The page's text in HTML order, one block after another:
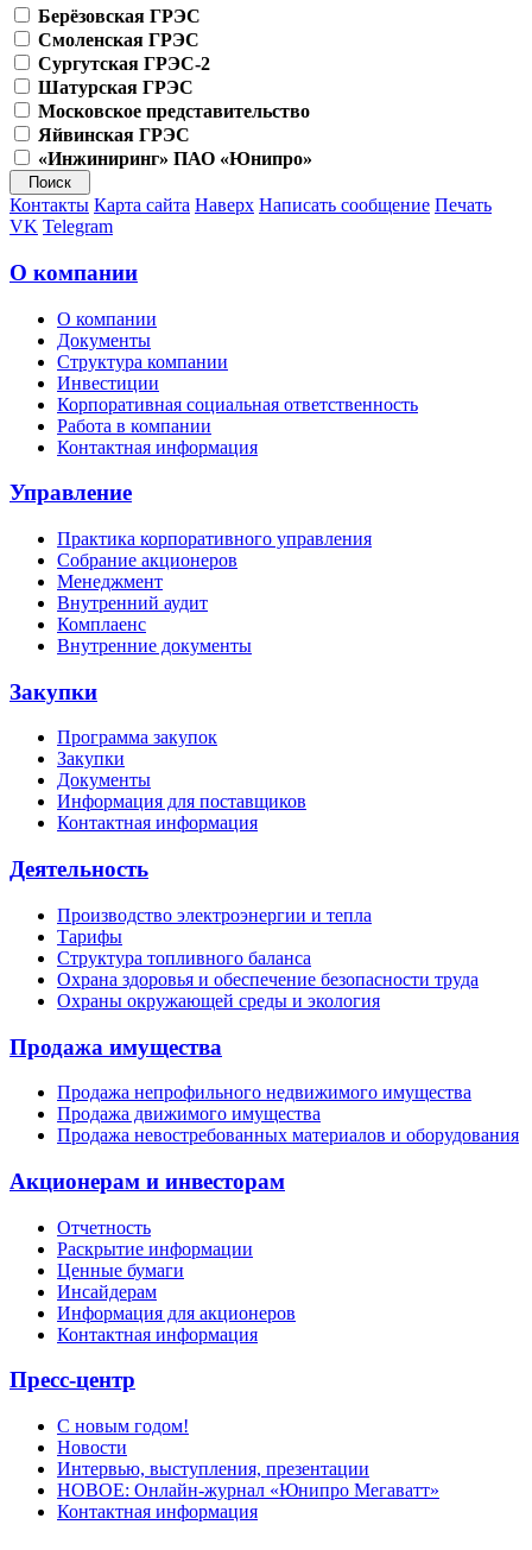
Берёзовская ГРЭС
Смоленская ГРЭС
Сургутская ГРЭС-2
Шатурская ГРЭС
Московское представительство
Яйвинская ГРЭС
«Инжиниринг» ПАО «Юнипро»
Контакты Карта сайта Наверх Написать сообщение Печать
VK Telegram
О компании
О компании
Документы
Структура компании
Инвестиции
Корпоративная социальная ответственность
Работа в компании
Контактная информация
Управление
Практика корпоративного управления
Собрание акционеров
Менеджмент
Внутренний аудит
Комплаенс
Внутренние документы
Закупки
Программа закупок
Закупки
Документы
Информация для поставщиков
Контактная информация
Деятельность
Производство электроэнергии и тепла
Тарифы
Структура топливного баланса
Охрана здоровья и обеспечение безопасности труда
Охраны окружающей среды и экология
Продажа имущества
Продажа непрофильного недвижимого имущества
Продажа движимого имущества
Продажа невостребованных материалов и оборудования
Акционерам и инвесторам
Отчетность
Раскрытие информации
Ценные бумаги
Инсайдерам
Информация для акционеров
Контактная информация
Пресс-центр
С новым годом!
Новости
Интервью, выступления, презентации
НОВОЕ: Онлайн-журнал «Юнипро Мегаватт»
Контактная информация